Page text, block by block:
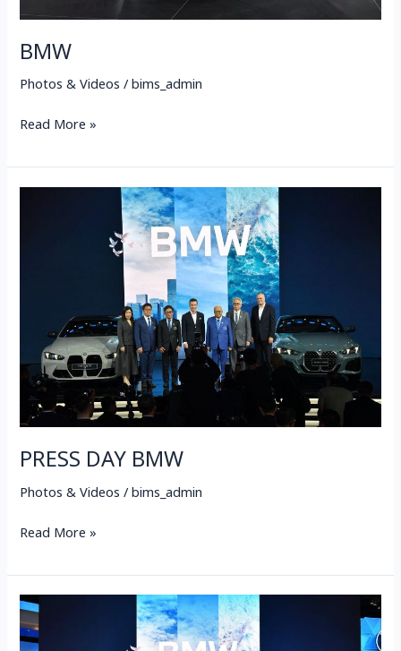
BMW
Photos & Videos /bims_admin
Read More »
PRESS DAY BMW
Photos & Videos /bims_admin
Read More »
บี
เอ็